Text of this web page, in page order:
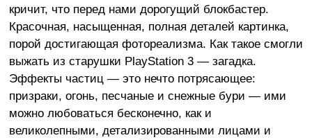
кричит, что перед нами дорогущий блокбастер.
Красочная, насыщенная, полная деталей картинка,
порой достигающая фотореализма. Как такое смогли
выжать из старушки PlayStation 3 — загадка.
Эффекты частиц — это нечто потрясающее:
призраки, огонь, песчаные и снежные бури — ими
можно любоваться бесконечно, как и
великолепными, детализированными лицами и